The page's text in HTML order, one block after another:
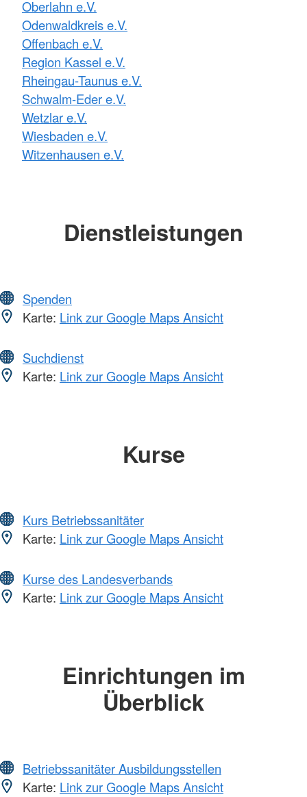
Oberlahn e.V.
Odenwaldkreis e.V.
Offenbach e.V.
Region Kassel e.V.
Rheingau-Taunus e.V.
Schwalm-Eder e.V.
Wetzlar e.V.
Wiesbaden e.V.
Witzenhausen e.V.
Dienstleistungen
Spenden
Karte: Link zur Google Maps Ansicht
Suchdienst
Karte: Link zur Google Maps Ansicht
Kurse
Kurs Betriebssanitäter
Karte: Link zur Google Maps Ansicht
Kurse des Landesverbands
Karte: Link zur Google Maps Ansicht
Einrichtungen im
Überblick
Betriebssanitäter Ausbildungsstellen
Karte: Link zur Google Maps Ansicht